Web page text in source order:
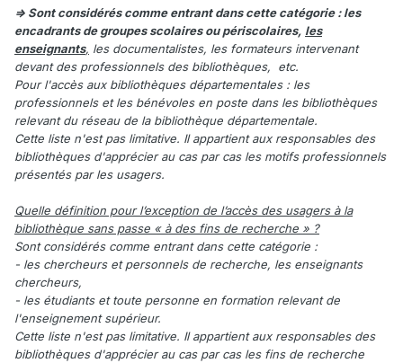
=> Sont considérés comme entrant dans cette catégorie : les
encadrants de groupes scolaires ou périscolaires, les
enseignants, les documentalistes, les formateurs intervenant
devant des professionnels des bibliothèques, etc.
Pour l'accès aux bibliothèques départementales : les
professionnels et les bénévoles en poste dans les bibliothèques
relevant du réseau de la bibliothèque départementale.
Cette liste n'est pas limitative. Il appartient aux responsables des
bibliothèques d'apprécier au cas par cas les motifs professionnels
présentés par les usagers.
Quelle définition pour l’exception de l’accès des usagers à la
bibliothèque sans passe « à des fins de recherche » ?
Sont considérés comme entrant dans cette catégorie :
- les chercheurs et personnels de recherche, les enseignants
chercheurs,
- les étudiants et toute personne en formation relevant de
l'enseignement supérieur.
Cette liste n'est pas limitative. Il appartient aux responsables des
bibliothèques d'apprécier au cas par cas les fins de recherche